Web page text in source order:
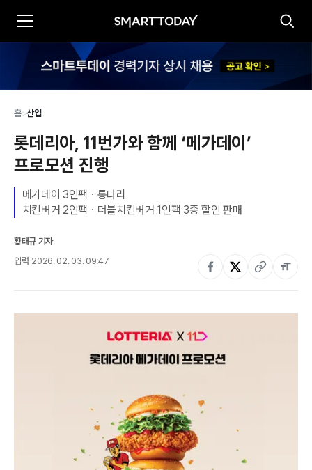
홈>산업
롯데리아, 11번가와 함께 ‘메가데이’
프로모션 진행
메가데이 3인팩ㆍ통다리
치킨버거 2인팩ㆍ더블치킨버거 1인팩 3종 할인 판매
황태규 기자
입력 2026. 02. 03. 09:47